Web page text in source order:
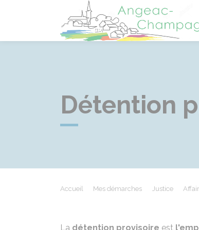
Détention
Accueil Mes démarches Justice
La détention provisoire est